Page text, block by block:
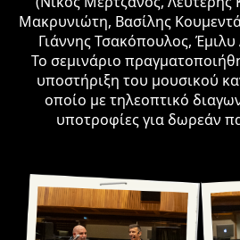
Μακρυνιώτη, Βασίλης
Γιάννης Τσακόπουλος,
Το σεμινάριο
υποστήριξη του μουσικού
οποίο με τηλεοπτικό
υποτροφίες για δωρεάν